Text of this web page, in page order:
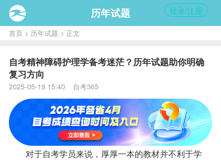
历年试题 登录/注册
首页> 历年试题 > 正文
自考精神障碍护理学备考迷茫？历年试题助你明确
复习方向
2025-05-19 15:40 自考365
对于自考学员来说，厚厚一本的教材并不利于学